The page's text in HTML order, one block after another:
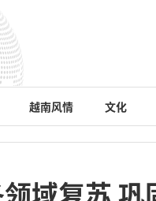
越南风情 文化